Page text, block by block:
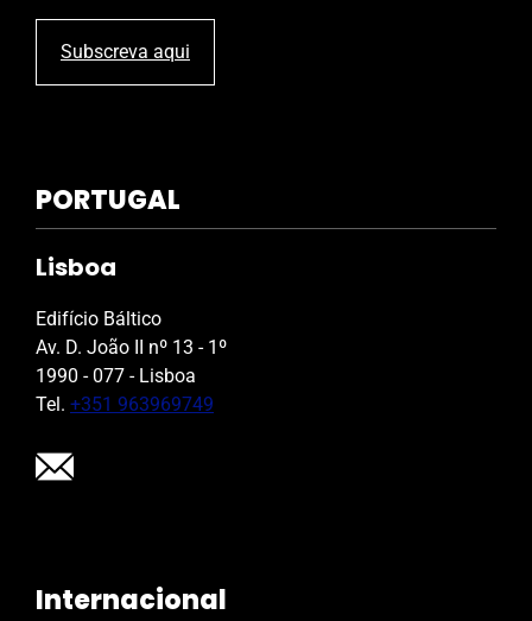
Subscreva aqui
PORTUGAL
Lisboa
Edifício Báltico
Av. D. João II nº 13 - 1º
1990 - 077 - Lisboa
Tel. +351 963969749
Internacional